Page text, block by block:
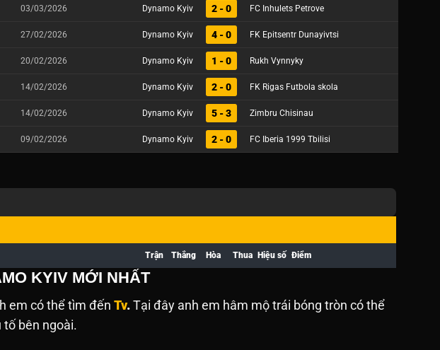
03/03/2026 Dynamo Kyiv 2 - 0 FC Inhulets Petrove
27/02/2026 Dynamo Kyiv 4 - 0 FK Epitsentr Dunayivtsi
20/02/2026 Dynamo Kyiv 1 - 0 Rukh Vynnyky
14/02/2026 Dynamo Kyiv 2 - 0 FK Rigas Futbola skola
14/02/2026 Dynamo Kyiv 5 - 3 Zimbru Chisinau
09/02/2026 Dynamo Kyiv 2 - 0 FC Iberia 1999 Tbilisi
Trận Thắng Hòa Thua Hiệu số Điểm
KYIV MỚI NHẤT
em có thể tìm đến Tv. Tại đây anh em hâm mộ trái bóng tròn có thể
tố bên ngoài.